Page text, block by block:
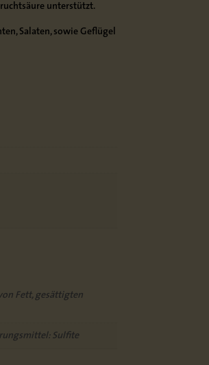
unterstützt.
Salaten, sowie Geflügel
Fett, gesättigten
Sulfite